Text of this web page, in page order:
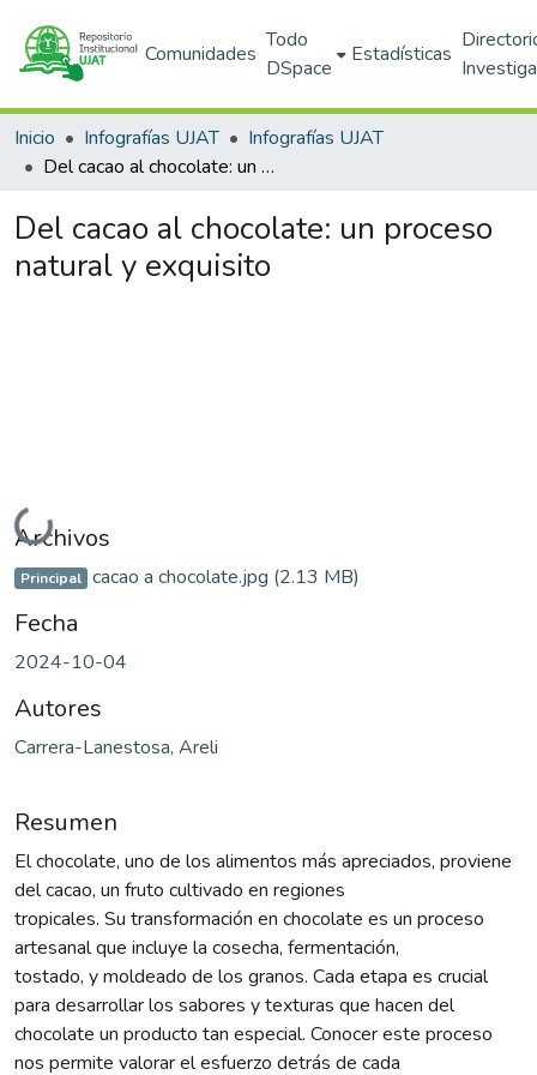
Comunidades
Todo
DSpace
Estadísticas
Inicio Infografías UJAT
Infografías UJAT
Del cacao al chocolate: un proceso natural y exquisito
Del cacao al chocolate: un proceso
natural y exquisito
Cargando...
Archivos
Principal cacao a chocolate.jpg (2.13 MB)
Fecha
2024-10-04
Autores
Carrera-Lanestosa, Areli
Resumen
El chocolate, uno de los alimentos más apreciados, proviene
del cacao, un fruto cultivado en regiones
tropicales. Su transformación en chocolate es un proceso
artesanal que incluye la cosecha, fermentación,
tostado, y moldeado de los granos. Cada etapa es crucial
para desarrollar los sabores y texturas que hacen del
chocolate un producto tan especial. Conocer este proceso
nos permite valorar el esfuerzo detrás de cada